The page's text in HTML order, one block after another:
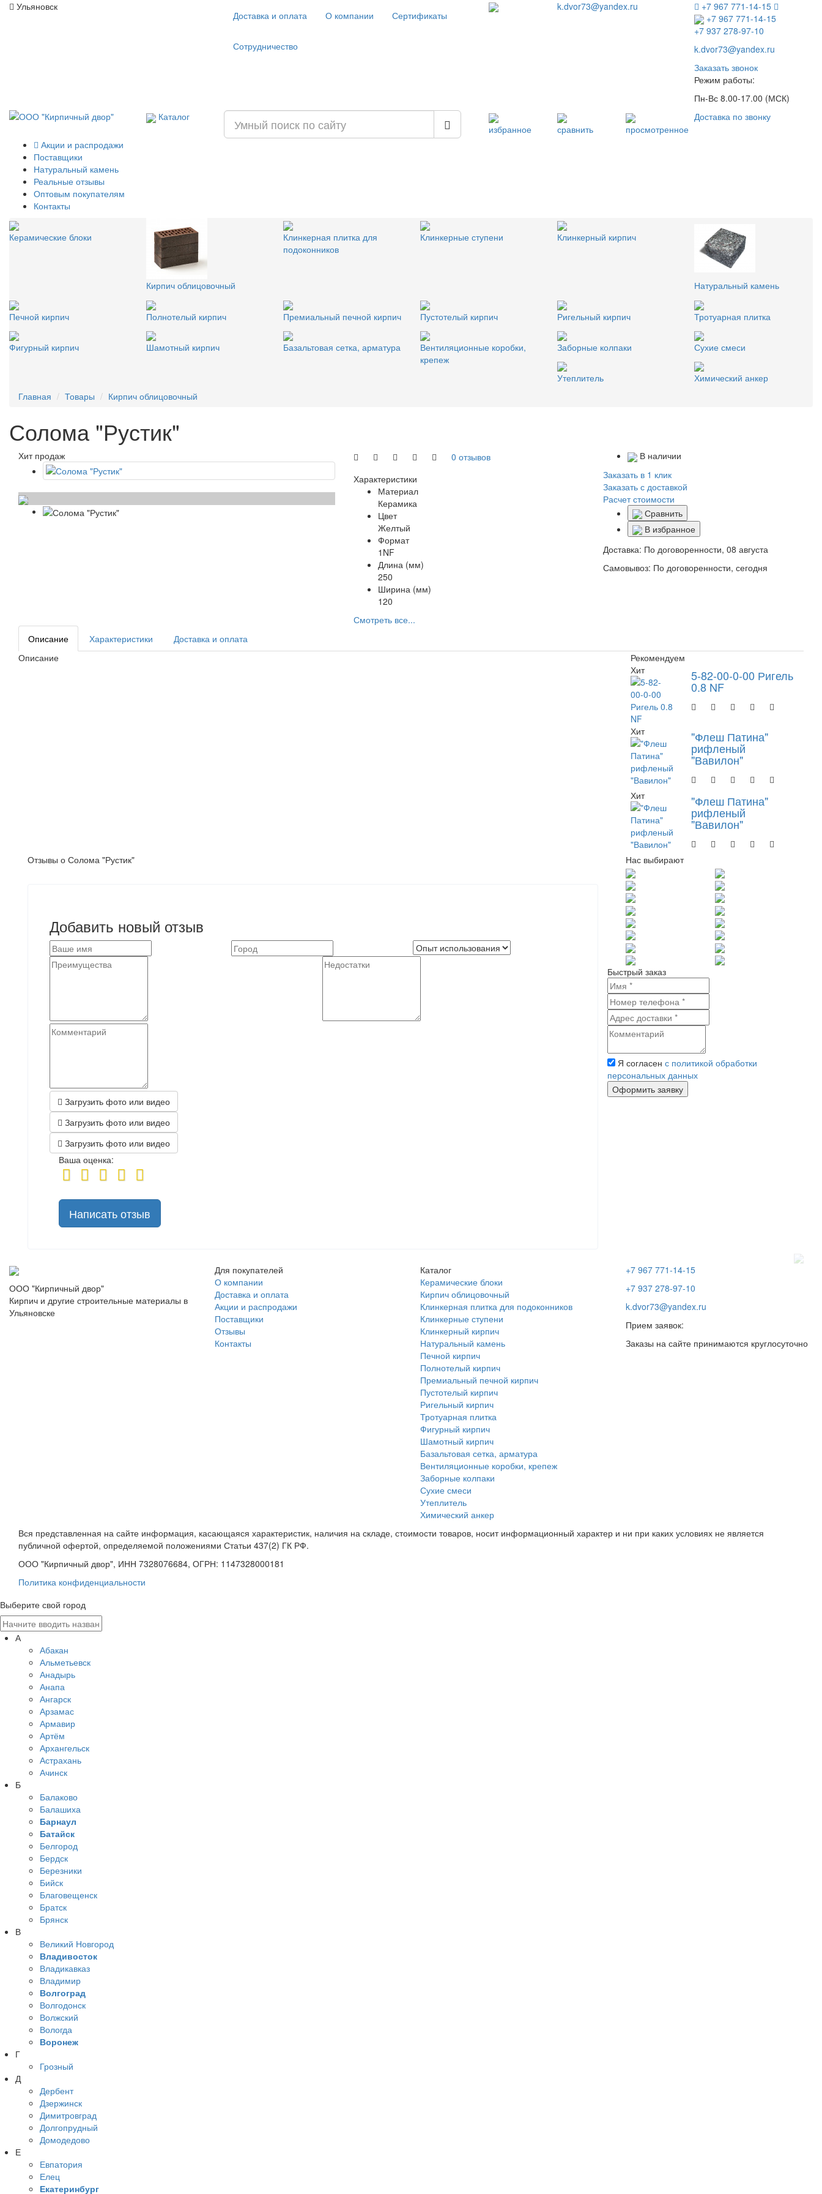
Ульяновск
Доставка и оплата О компании Сертификаты
Сотрудничество
k.dvor73@yandex.ru
+7 967 771-14-15
+7 967 771-14-15
+7 937 278-97-10
k.dvor73@yandex.ru
Заказать звонок
Режим работы:
Пн-Вс 8.00-17.00 (МСК)
Каталог
избранное
сравнить просмотренное
Доставка по звонку
Акции и распродажи
Поставщики
Натуральный камень
Реальные отзывы
Оптовым покупателям
Контакты
Керамические блоки
Кирпич облицовочный
Клинкерная плитка для
подоконников
Клинкерные ступени Клинкерный кирпич
Натуральный камень
Печной кирпич Полнотелый кирпич Премиальный печной кирпич Пустотелый кирпич Ригельный кирпич Тротуарная плитка
Фигурный кирпич Шамотный кирпич Базальтовая сетка, арматура
Вентиляционные коробки,
крепеж
Заборные колпаки Сухие смеси
Утеплитель
Химический анкер
Главная
Товары Кирпич облицовочный
Солома "Рустик"
Хит продаж
0 отзывов
Характеристики
Материал
Керамика
Цвет
Желтый
Формат
1NF
Длина (мм)
250
Ширина (мм)
120
Смотреть все...
В наличии
Заказать в 1 клик
Заказать с доставкой
Расчет стоимости
Сравнить
В избранное
Доставка: По договоренности, 08 августа
Самовывоз: По договоренности, сегодня
Описание Характеристики
Доставка и оплата
Описание
Рекомендуем
Хит
5-82-00-0-00 Ригель
0.8 NF
Хит "Флеш Патина"
рифленый
"Вавилон"
Хит "Флеш Патина"
рифленый
"Вавилон"
Отзывы о Солома "Рустик"
Добавить новый отзыв
Загрузить фото или видео
Загрузить фото или видео
Загрузить фото или видео
Ваша оценка:
Написать отзыв
Нас выбирают
Быстрый заказ
Я согласен с политикой обработки
персональных данных
ООО "Кирпичный двор"
Кирпич и другие строительные материалы в
Ульяновске
Для покупателей
О компании
Доставка и оплата
Акции и распродажи
Поставщики
Отзывы
Контакты
Каталог
Керамические блоки
Кирпич облицовочный
Клинкерная плитка для подоконников
Клинкерные ступени
Клинкерный кирпич
Натуральный камень
Печной кирпич
Полнотелый кирпич
Премиальный печной кирпич
Пустотелый кирпич
Ригельный кирпич
Тротуарная плитка
Фигурный кирпич
Шамотный кирпич
Базальтовая сетка, арматура
Вентиляционные коробки, крепеж
Заборные колпаки
Сухие смеси
Утеплитель
Химический анкер
+7 967 771-14-15
+7 937 278-97-10
k.dvor73@yandex.ru
Прием заявок:
Заказы на сайте принимаются круглосуточно
Вся представленная на сайте информация, касающаяся характеристик, наличия на складе, стоимости товаров, носит информационный характер и ни при каких условиях не является
публичной офертой, определяемой положениями Статьи 437(2) ГК РФ.
ООО "Кирпичный двор", ИНН 7328076684, ОГРН: 1147328000181
Политика конфиденциальности
Выберите свой город
А
Абакан
Альметьевск
Анадырь
Анапа
Ангарск
Арзамас
Армавир
Артём
Архангельск
Астрахань
Ачинск
Б
Балаково
Балашиха
Барнаул
Батайск
Белгород
Бердск
Березники
Бийск
Благовещенск
Братск
Брянск
В
Великий Новгород
Владивосток
Владикавказ
Владимир
Волгоград
Волгодонск
Волжский
Вологда
Воронеж
Г
Грозный
Д
Дербент
Дзержинск
Димитровград
Долгопрудный
Домодедово
Е
Евпатория
Елец
Екатеринбург